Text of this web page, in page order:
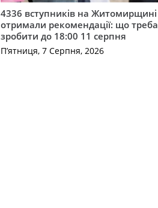
4336 вступників на Житомирщині
отримали рекомендації: що треба
зробити до 18:00 11 серпня
П’ятниця, 7 Серпня, 2026